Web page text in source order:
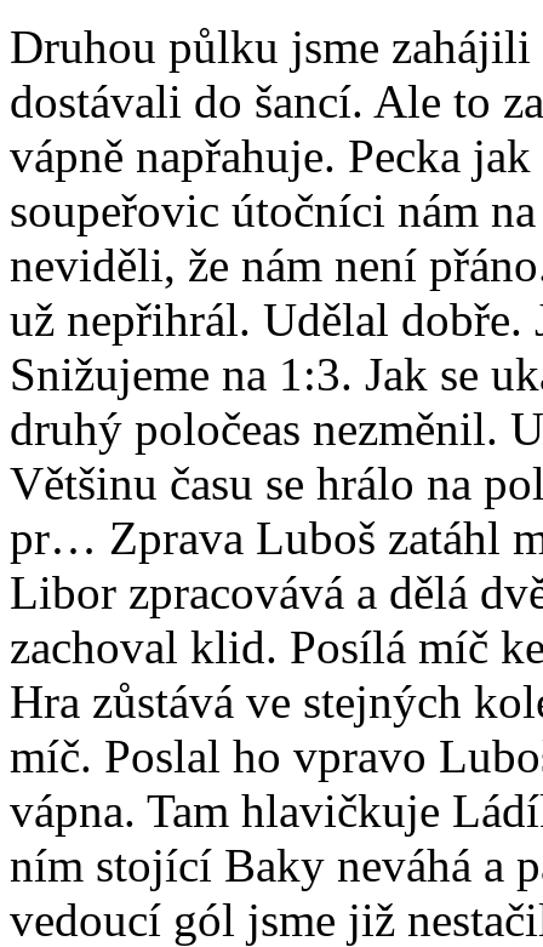
Druhou půlku jsme zahájili
dostávali do šancí. Ale to
vápně napřahuje. Pecka
soupeřovic útočníci nám
neviděli, že nám není
už nepřihrál. Udělal dobře.
Snižujeme na 1:3. Jak se
druhý poločeas nezměnil.
Většinu času se hrálo na
pr… Zprava Luboš zatáhl
Libor zpracovává a dělá
zachoval klid. Posílá míč
Hra zůstává ve stejných
míč. Poslal ho vpravo
vápna. Tam hlavičkuje
ním stojící Baky neváhá a
vedoucí gól jsme již